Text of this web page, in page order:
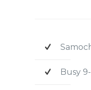
Busy